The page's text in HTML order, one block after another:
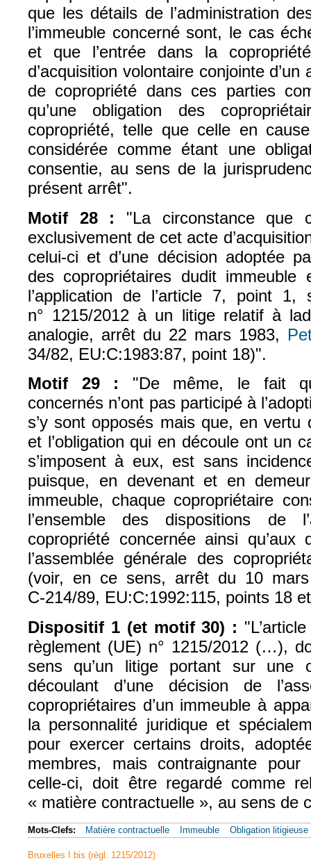
que les détails de l’administration
l’immeuble concerné sont, le cas
et que l’entrée dans la
d’acquisition volontaire conjointe
de copropriété dans ces parties
qu’une obligation des
copropriété, telle que celle en
considérée comme étant une
consentie, au sens de la
présent arrêt".
Motif 28 : "La circonstance que
exclusivement de cet acte
celui-ci et d’une décision adoptée
des copropriétaires dudit immeuble
l’application de l’article 7, point
n° 1215/2012 à un litige relatif à
analogie, arrêt du 22 mars 1983,
34/82, EU:C:1983:87, point 18)".
Motif 29 : "De même, le fait
concernés n’ont pas participé à
s’y sont opposés mais que, en
et l’obligation qui en découle ont un
s’imposent à eux, est sans
puisque, en devenant et en
immeuble, chaque copropriétaire
l’ensemble des dispositions de
copropriété concernée ainsi qu’aux
l’assemblée générale des
(voir, en ce sens, arrêt du 10
C‑214/89, EU:C:1992:115, points 18
Dispositif 1 (et motif 30) :
règlement (UE) n° 1215/2012 (…),
sens qu’un litige portant sur une
découlant d’une décision de
copropriétaires d’un immeuble à
la personnalité juridique et
pour exercer certains droits,
membres, mais contraignante
celle-ci, doit être regardé comme
« matière contractuelle », au sens de
Mots-Clefs: Matière contractuelle Immeuble Obligation litigieuse
Bruxelles I bis (règl. 1215/2012)